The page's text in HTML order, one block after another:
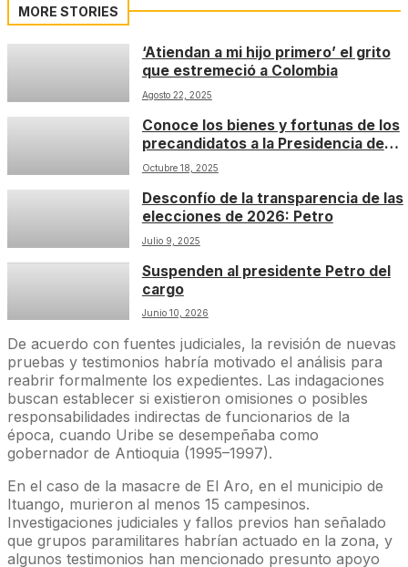
MORE STORIES
‘Atiendan a mi hijo primero’ el grito
que estremeció a Colombia
Agosto 22, 2025
Conoce los bienes y fortunas de los
precandidatos a la Presidencia de
Colombia, algunos números
Octubre 18, 2025
Desconfío de la transparencia de las
elecciones de 2026: Petro
Julio 9, 2025
Suspenden al presidente Petro del
cargo
Junio 10, 2026
De acuerdo con fuentes judiciales, la revisión de nuevas
pruebas y testimonios habría motivado el análisis para
reabrir formalmente los expedientes. Las indagaciones
buscan establecer si existieron omisiones o posibles
responsabilidades indirectas de funcionarios de la
época, cuando Uribe se desempeñaba como
gobernador de Antioquia (1995–1997).
En el caso de la masacre de El Aro, en el municipio de
Ituango, murieron al menos 15 campesinos.
Investigaciones judiciales y fallos previos han señalado
que grupos paramilitares habrían actuado en la zona, y
algunos testimonios han mencionado presunto apoyo